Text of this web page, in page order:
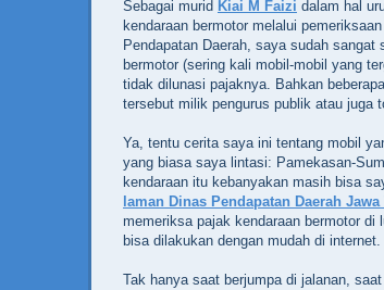
Sebagai murid Kiai M Faizi dalam hal
kendaraan bermotor melalui
Pendapatan Daerah, saya sudah sangat
bermotor (sering kali mobil-mobil yang
tidak dilunasi pajaknya. Bahkan
tersebut milik pengurus publik atau juga
Ya, tentu cerita saya ini tentang mobil
yang biasa saya lintasi: Pamekasan-
kendaraan itu kebanyakan masih bisa
laman Dinas Pendapatan Daerah
memeriksa pajak kendaraan bermotor di
bisa dilakukan dengan mudah di internet.
Tak hanya saat berjumpa di jalanan,